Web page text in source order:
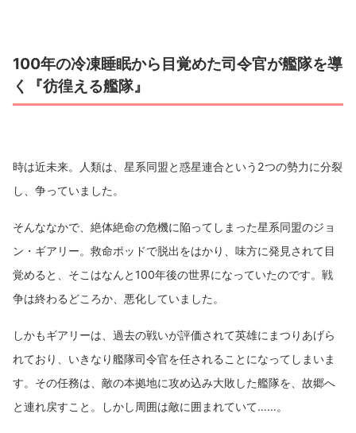
100年の冷凍睡眠から目覚めた司令官が艦隊を導
く『彷徨える艦隊』
時は近未来。人類は、星系同盟と惑星連合という2つの勢力に分裂
し、争っていました。
そんななかで、絶体絶命の危機に陥ってしまった星系同盟のジョ
ン・ギアリー。救命ポッドで脱出をはかり、味方に発見されて目
覚めると、そこはなんと100年後の世界になっていたのです。戦
争は終わるどころか、悪化していました。
しかもギアリーは、過去の戦いが評価されて英雄にまつりあげら
れており、いきなり艦隊司令官を任されることになってしまいま
す。その任務は、敵の本拠地に攻め込み大敗した艦隊を、故郷へ
と連れ戻すこと。しかし周囲は敵に囲まれていて……。